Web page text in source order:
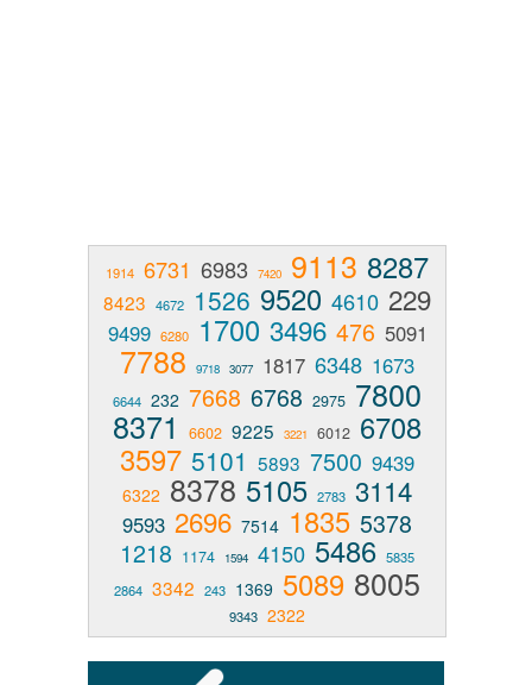
1914 6731 6983 7420 9113 8287
8423 4672 1526 9520 4610 229
9499 6280 1700 3496 476 5091
7788 9718 3077 1817 6348 1673
6644 232 7668 6768 2975 7800
8371 6602 9225 3221 6012 6708
3597 5101 5893 7500 9439
6322 8378 5105 2783 3114
9593 2696 7514 1835 5378
1218 1174 1594 4150 5486 5835
2864 3342 243 1369 5089 8005
9343 2322